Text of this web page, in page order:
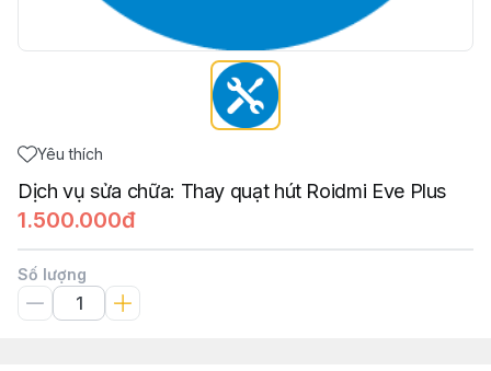
Yêu thích
Dịch vụ sửa chữa: Thay quạt hút Roidmi Eve Plus
1.500.000đ
Số lượng